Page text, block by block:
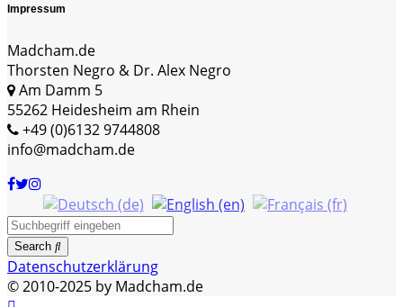
Impressum
Madcham.de
Thorsten Negro & Dr. Alex Negro
Am Damm 5
55262 Heidesheim am Rhein
+49 (0)6132 9744808
info@madcham.de
Search
Datenschutzerklärung
© 2010-2025 by Madcham.de